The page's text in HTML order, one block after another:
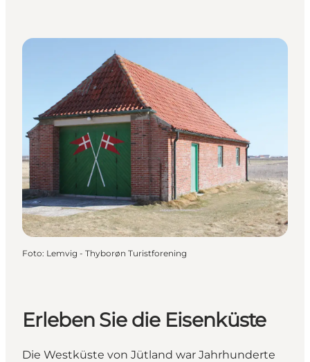
Foto: Lemvig - Thyborøn Turistforening
Erleben Sie die Eisenküste
Die Westküste von Jütland war Jahrhunderte